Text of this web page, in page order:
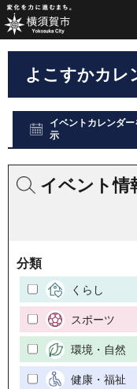
よこすかカレ
イベントカレンダー
示
イベント情
分類
くらし
スポーツ
環境・自然
健康・福祉